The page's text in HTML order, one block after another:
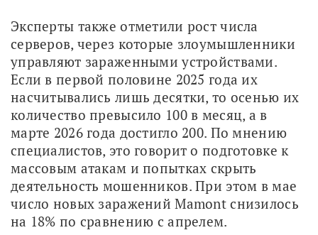
Эксперты также отметили рост числа
серверов, через которые злоумышленники
управляют зараженными устройствами.
Если в первой половине 2025 года их
насчитывались лишь десятки, то осенью их
количество превысило 100 в месяц, а в
марте 2026 года достигло 200. По мнению
специалистов, это говорит о подготовке к
массовым атакам и попытках скрыть
деятельность мошенников. При этом в мае
число новых заражений Mamont снизилось
на 18% по сравнению с апрелем.